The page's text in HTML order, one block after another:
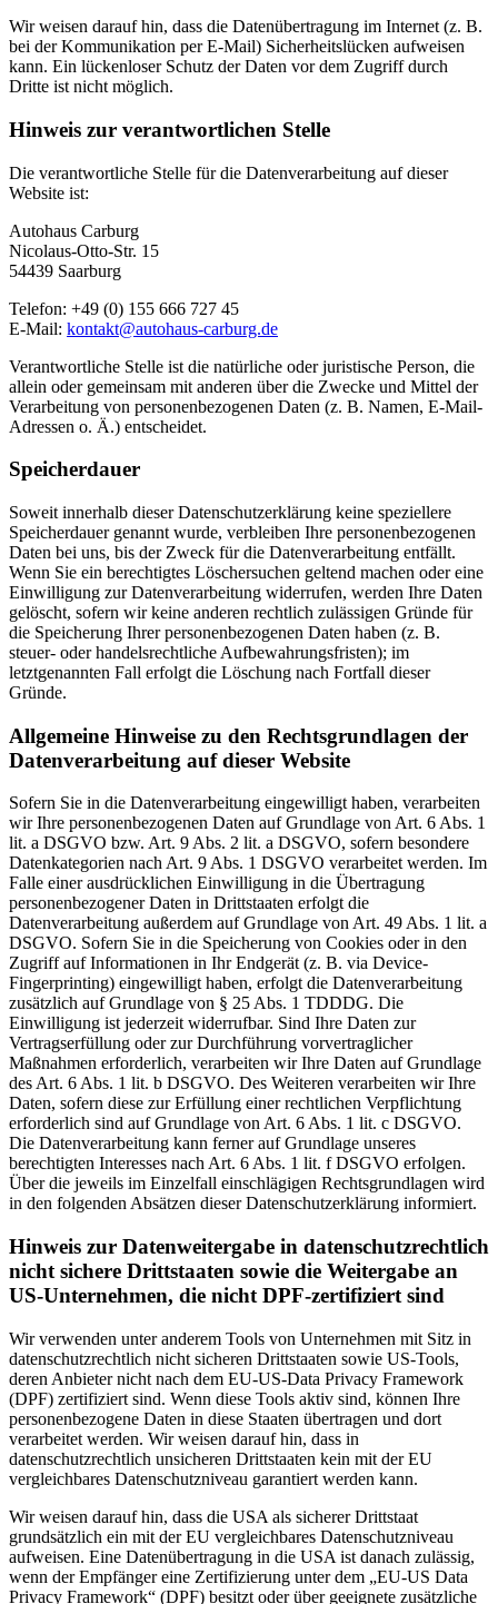
Wir weisen darauf hin, dass die Datenübertragung im Internet (z. B.
bei der Kommunikation per E-Mail) Sicherheitslücken aufweisen
kann. Ein lückenloser Schutz der Daten vor dem Zugriff durch
Dritte ist nicht möglich.
Hinweis zur verantwortlichen Stelle
Die verantwortliche Stelle für die Datenverarbeitung auf dieser
Website ist:
Autohaus Carburg
Nicolaus-Otto-Str. 15
54439 Saarburg
Telefon: +49 (0) 155 666 727 45
E-Mail: kontakt@autohaus-carburg.de
Verantwortliche Stelle ist die natürliche oder juristische Person, die
allein oder gemeinsam mit anderen über die Zwecke und Mittel der
Verarbeitung von personenbezogenen Daten (z. B. Namen, E-Mail-
Adressen o. Ä.) entscheidet.
Speicherdauer
Soweit innerhalb dieser Datenschutzerklärung keine speziellere
Speicherdauer genannt wurde, verbleiben Ihre personenbezogenen
Daten bei uns, bis der Zweck für die Datenverarbeitung entfällt.
Wenn Sie ein berechtigtes Löschersuchen geltend machen oder eine
Einwilligung zur Datenverarbeitung widerrufen, werden Ihre Daten
gelöscht, sofern wir keine anderen rechtlich zulässigen Gründe für
die Speicherung Ihrer personenbezogenen Daten haben (z. B.
steuer- oder handelsrechtliche Aufbewahrungsfristen); im
letztgenannten Fall erfolgt die Löschung nach Fortfall dieser
Gründe.
Allgemeine Hinweise zu den Rechtsgrundlagen der
Datenverarbeitung auf dieser Website
Sofern Sie in die Datenverarbeitung eingewilligt haben, verarbeiten
wir Ihre personenbezogenen Daten auf Grundlage von Art. 6 Abs. 1
lit. a DSGVO bzw. Art. 9 Abs. 2 lit. a DSGVO, sofern besondere
Datenkategorien nach Art. 9 Abs. 1 DSGVO verarbeitet werden. Im
Falle einer ausdrücklichen Einwilligung in die Übertragung
personenbezogener Daten in Drittstaaten erfolgt die
Datenverarbeitung außerdem auf Grundlage von Art. 49 Abs. 1 lit. a
DSGVO. Sofern Sie in die Speicherung von Cookies oder in den
Zugriff auf Informationen in Ihr Endgerät (z. B. via Device-
Fingerprinting) eingewilligt haben, erfolgt die Datenverarbeitung
zusätzlich auf Grundlage von § 25 Abs. 1 TDDDG. Die
Einwilligung ist jederzeit widerrufbar. Sind Ihre Daten zur
Vertragserfüllung oder zur Durchführung vorvertraglicher
Maßnahmen erforderlich, verarbeiten wir Ihre Daten auf Grundlage
des Art. 6 Abs. 1 lit. b DSGVO. Des Weiteren verarbeiten wir Ihre
Daten, sofern diese zur Erfüllung einer rechtlichen Verpflichtung
erforderlich sind auf Grundlage von Art. 6 Abs. 1 lit. c DSGVO.
Die Datenverarbeitung kann ferner auf Grundlage unseres
berechtigten Interesses nach Art. 6 Abs. 1 lit. f DSGVO erfolgen.
Über die jeweils im Einzelfall einschlägigen Rechtsgrundlagen wird
in den folgenden Absätzen dieser Datenschutzerklärung informiert.
Hinweis zur Datenweitergabe in datenschutzrechtlich
nicht sichere Drittstaaten sowie die Weitergabe an
US-Unternehmen, die nicht DPF-zertifiziert sind
Wir verwenden unter anderem Tools von Unternehmen mit Sitz in
datenschutzrechtlich nicht sicheren Drittstaaten sowie US-Tools,
deren Anbieter nicht nach dem EU-US-Data Privacy Framework
(DPF) zertifiziert sind. Wenn diese Tools aktiv sind, können Ihre
personenbezogene Daten in diese Staaten übertragen und dort
verarbeitet werden. Wir weisen darauf hin, dass in
datenschutzrechtlich unsicheren Drittstaaten kein mit der EU
vergleichbares Datenschutzniveau garantiert werden kann.
Wir weisen darauf hin, dass die USA als sicherer Drittstaat
grundsätzlich ein mit der EU vergleichbares Datenschutzniveau
aufweisen. Eine Datenübertragung in die USA ist danach zulässig,
wenn der Empfänger eine Zertifizierung unter dem „EU-US Data
Privacy Framework“ (DPF) besitzt oder über geeignete zusätzliche